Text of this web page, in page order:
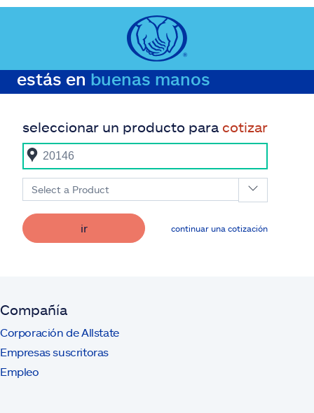
estás en buenas manos
seleccionar un producto para cotizar
Select a Product
ir continuar una cotización
Compañía
Corporación de Allstate
Empresas suscritoras
Empleo